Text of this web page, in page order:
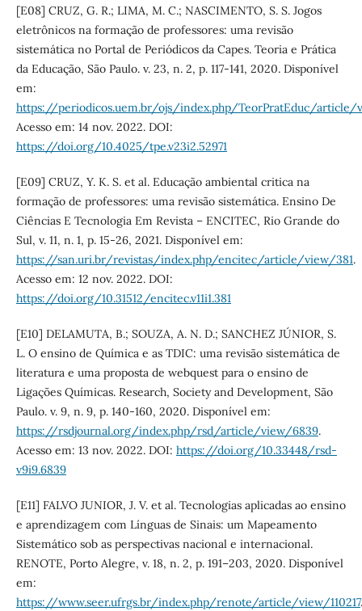
[E08] CRUZ, G. R.; LIMA, M. C.; NASCIMENTO, S. S. Jogos
eletrônicos na formação de professores: uma revisão
sistemática no Portal de Periódicos da Capes. Teoria e Prática
da Educação, São Paulo. v. 23, n. 2, p. 117-141, 2020. Disponível
em:
https://periodicos.uem.br/ojs/index.php/TeorPratEduc/article/
Acesso em: 14 nov. 2022. DOI:
https://doi.org/10.4025/tpe.v23i2.52971
[E09] CRUZ, Y. K. S. et al. Educação ambiental critica na
formação de professores: uma revisão sistemática. Ensino De
Ciências E Tecnologia Em Revista – ENCITEC, Rio Grande do
Sul, v. 11, n. 1, p. 15-26, 2021. Disponível em:
https://san.uri.br/revistas/index.php/encitec/article/view/381.
Acesso em: 12 nov. 2022. DOI:
https://doi.org/10.31512/encitec.v11i1.381
[E10] DELAMUTA, B.; SOUZA, A. N. D.; SANCHEZ JÚNIOR, S.
L. O ensino de Química e as TDIC: uma revisão sistemática de
literatura e uma proposta de webquest para o ensino de
Ligações Químicas. Research, Society and Development, São
Paulo. v. 9, n. 9, p. 140-160, 2020. Disponível em:
https://rsdjournal.org/index.php/rsd/article/view/6839.
Acesso em: 13 nov. 2022. DOI: https://doi.org/10.33448/rsd-
v9i9.6839
[E11] FALVO JUNIOR, J. V. et al. Tecnologias aplicadas ao ensino
e aprendizagem com Línguas de Sinais: um Mapeamento
Sistemático sob as perspectivas nacional e internacional.
RENOTE, Porto Alegre, v. 18, n. 2, p. 191–203, 2020. Disponível
em:
https://www.seer.ufrgs.br/index.php/renote/article/view/110217.